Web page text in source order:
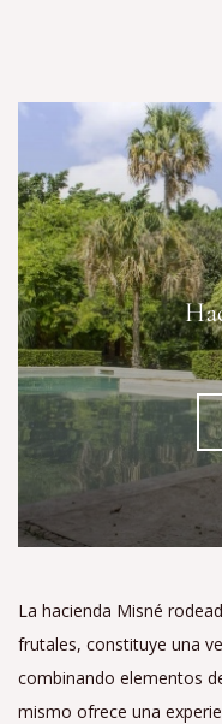
La hacienda Misné
frutales, constituye una
combinando elementos
mismo ofrece una